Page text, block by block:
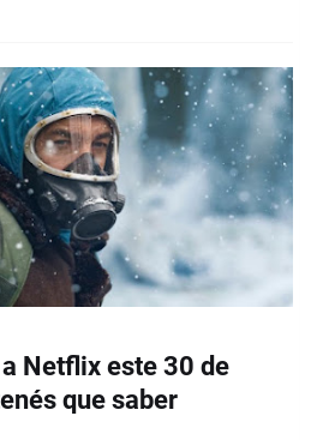
Netflix este 30 de
que saber